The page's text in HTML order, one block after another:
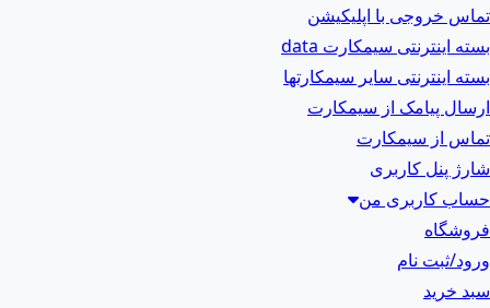
تماس خروجی با اپلیکیشن
بسته اینترنتی سیمکارت data
بسته اینترنتی سایر سیمکارتها
ارسال پیامک از سیمکارت
تماس از سیمکارت
شارژ پنل کاربری
حساب کاربری من
فروشگاه
ورود/ثبت نام
سبد خرید